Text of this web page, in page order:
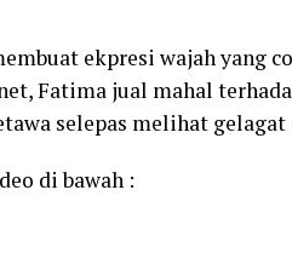
ekpresi wajah yang
Fatima jual mahal
selepas melihat
di bawah :